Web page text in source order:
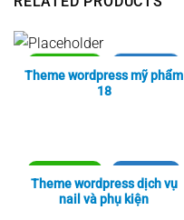
Xem thực tế Xem chi tiết
Theme wordpress mỹ phẩm
18
Xem thực tế Xem chi tiết
Theme wordpress dịch vụ
nail và phụ kiện